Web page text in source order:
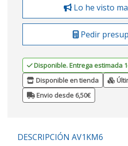
Lo he visto
Pedir
Disponible. Entrega estimada
Disponible en tienda
Envio desde 6,50€
DESCRIPCIÓN AV1KM6